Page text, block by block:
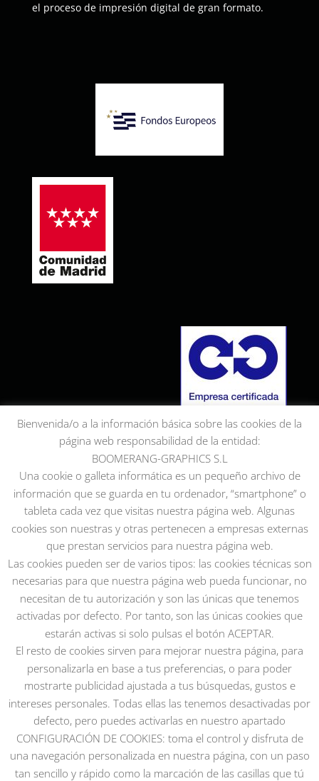
el proceso de impresión digital de gran formato.
© 2020 Boomerang Graphics. Todos los derechos
Bienvenida/o a la información básica sobre las cookies de la
página web responsabilidad de la entidad:
BOOMERANG-GRAPHICS S.L
Una cookie o galleta informática es un pequeño archivo de
información que se guarda en tu ordenador, “smartphone” o
tableta cada vez que visitas nuestra página web. Algunas
cookies son nuestras y otras pertenecen a empresas externas
que prestan servicios para nuestra página web.
Las cookies pueden ser de varios tipos: las cookies técnicas son
necesarias para que nuestra página web pueda funcionar, no
necesitan de tu autorización y son las únicas que tenemos
activadas por defecto. Por tanto, son las únicas cookies que
estarán activas si solo pulsas el botón ACEPTAR.
El resto de cookies sirven para mejorar nuestra página, para
personalizarla en base a tus preferencias, o para poder
mostrarte publicidad ajustada a tus búsquedas, gustos e
intereses personales. Todas ellas las tenemos desactivadas por
defecto, pero puedes activarlas en nuestro apartado
CONFIGURACIÓN DE COOKIES: toma el control y disfruta de
una navegación personalizada en nuestra página, con un paso
tan sencillo y rápido como la marcación de las casillas que tú